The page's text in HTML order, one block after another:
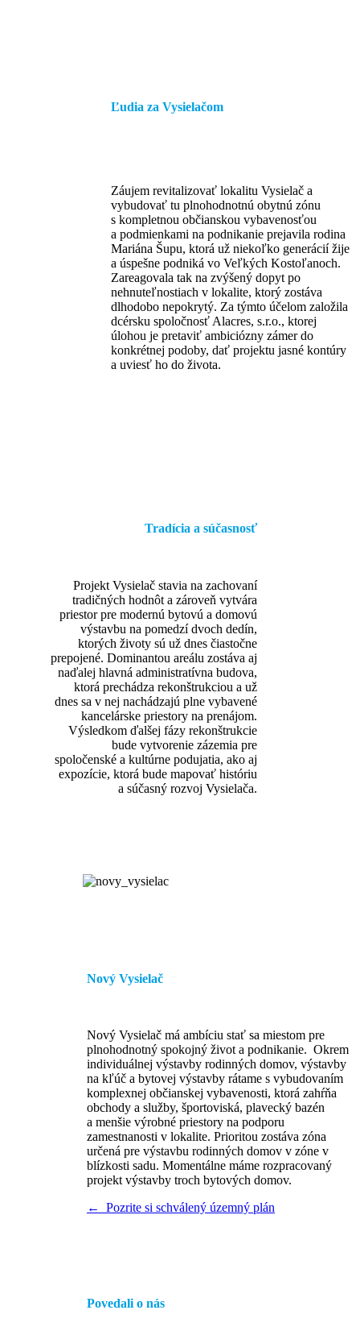
Ľudia za Vysielačom
Záujem revitalizovať lokalitu Vysielač a
vybudovať tu plnohodnotnú obytnú zónu
s kompletnou občianskou vybavenosťou
a podmienkami na podnikanie prejavila rodina
Mariána Šupu, ktorá už niekoľko generácií žije
a úspešne podniká vo Veľkých Kostoľanoch.
Zareagovala tak na zvýšený dopyt po
nehnuteľnostiach v lokalite, ktorý zostáva
dlhodobo nepokrytý. Za týmto účelom založila
dcérsku spoločnosť Alacres, s.r.o., ktorej
úlohou je pretaviť ambiciózny zámer do
konkrétnej podoby, dať projektu jasné kontúry
a uviesť ho do života.
Tradícia a súčasnosť
Projekt Vysielač stavia na zachovaní
tradičných hodnôt a zároveň vytvára
priestor pre modernú bytovú a domovú
výstavbu na pomedzí dvoch dedín,
ktorých životy sú už dnes čiastočne
prepojené. Dominantou areálu zostáva aj
naďalej hlavná administratívna budova,
ktorá prechádza rekonštrukciou a už
dnes sa v nej nachádzajú plne vybavené
kancelárske priestory na prenájom.
Výsledkom ďalšej fázy rekonštrukcie
bude vytvorenie zázemia pre
spoločenské a kultúrne podujatia, ako aj
expozície, ktorá bude mapovať históriu
a súčasný rozvoj Vysielača.
Nový Vysielač
Nový Vysielač má ambíciu stať sa miestom pre
plnohodnotný spokojný život a podnikanie. Okrem
individuálnej výstavby rodinných domov, výstavby
na kľúč a bytovej výstavby rátame s vybudovaním
komplexnej občianskej vybavenosti, ktorá zahŕňa
obchody a služby, športoviská, plavecký bazén
a menšie výrobné priestory na podporu
zamestnanosti v lokalite. Prioritou zostáva zóna
určená pre výstavbu rodinných domov v zóne v
blízkosti sadu. Momentálne máme rozpracovaný
projekt výstavby troch bytových domov.
← Pozrite si schválený územný plán
Povedali o nás